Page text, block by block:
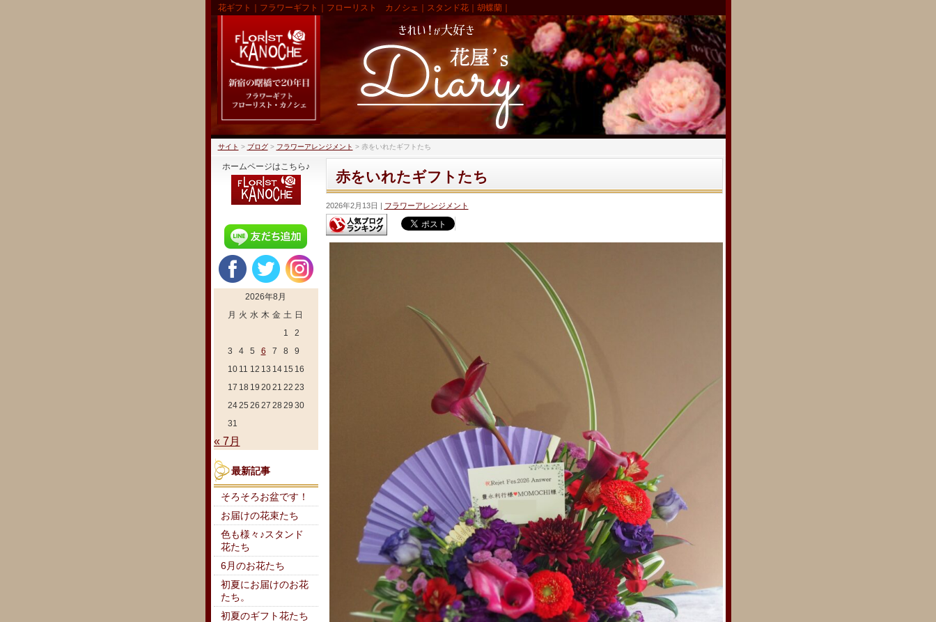
花ギフト｜フラワーギフト｜フローリスト カノシェ｜スタンド花｜胡蝶蘭｜
サイト > ブログ> フラワーアレンジメント > 赤をいれたギフトたち
赤をいれたギフトたち
2026年2月13日 フラワーアレンジメント
ホームページはこちら♪
2026年8月
月 火 水 木 金 土 日
1
2
3
4 5 6 7 8
9
10 11 12 13 14 15 16
17 18 19 2021 22 23
2425 26 27 28 29 30
31
« 7月
最新記事
そろそろお盆です！
お届けの花束たち
色も様々♪スタンド
花たち
6月のお花たち
初夏にお届けのお花
たち。
初夏のギフト花たち